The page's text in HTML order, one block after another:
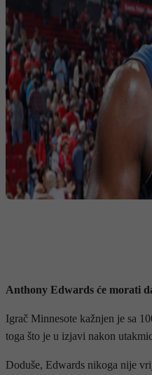
Anthony Edwards će morati
Igrač Minnesote kažnjen je sa
toga što je u izjavi nakon
Doduše, Edwards nikoga nije